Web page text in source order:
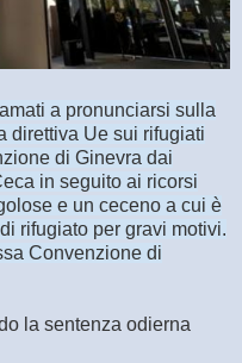
a pronunciarsi sulla
direttiva Ue sui rifugiati
di Ginevra dai
in seguito ai ricorsi
e un ceceno a cui è
rifugiato per gravi motivi.
Convenzione di
la sentenza odierna